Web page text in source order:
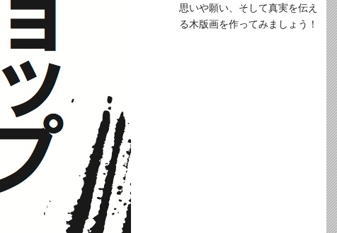
思いや願い、そして真実を伝え
る木版画を作ってみましょう！